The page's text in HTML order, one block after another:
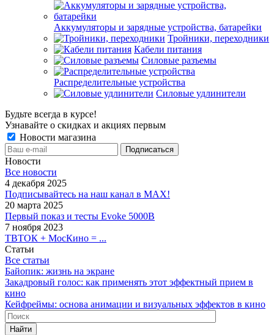
Аккумуляторы и зарядные устройства, батарейки
Тройники, переходники
Кабели питания
Силовые разъемы
Распределительные устройства
Силовые удлинители
Будьте всегда в курсе!
Узнавайте о скидках и акциях первым
Новости магазина
Новости
Все новости
4 декабря 2025
Подписывайтесь на наш канал в MAX!
20 марта 2025
Первый показ и тесты Evoke 5000B
7 ноября 2023
ТВТОК + МосКино = ...
Статьи
Все статьи
Байопик: жизнь на экране
Закадровый голос: как применять этот эффектный прием в
кино
Кейфреймы: основа анимации и визуальных эффектов в кино
Найти